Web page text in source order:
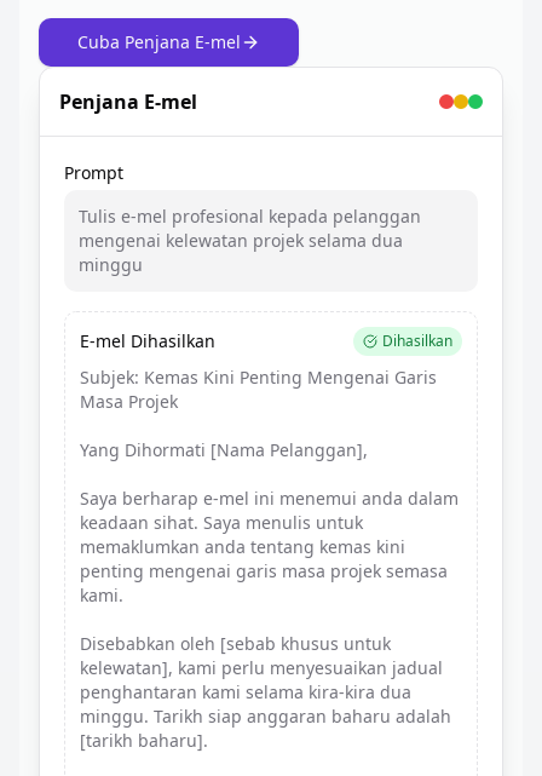
Cuba Penjana E-mel
Penjana E-mel
Prompt
Tulis e-mel profesional kepada pelanggan
mengenai kelewatan projek selama dua
minggu
E-mel Dihasilkan Dihasilkan
Subjek: Kemas Kini Penting Mengenai Garis
Masa Projek
Yang Dihormati [Nama Pelanggan],
Saya berharap e-mel ini menemui anda dalam
keadaan sihat. Saya menulis untuk
memaklumkan anda tentang kemas kini
penting mengenai garis masa projek semasa
kami.
Disebabkan oleh [sebab khusus untuk
kelewatan], kami perlu menyesuaikan jadual
penghantaran kami selama kira-kira dua
minggu. Tarikh siap anggaran baharu adalah
[tarikh baharu].